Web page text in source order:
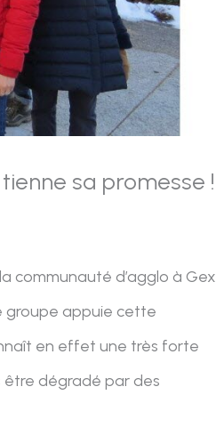
sa promesse !
communauté d’agglo à Gex
groupe appuie cette
en effet une très forte
être dégradé par des